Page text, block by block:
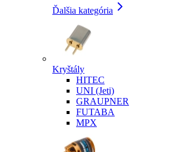
Ďalšia kategória
Kryštály
HITEC
UNI (Jeti)
GRAUPNER
FUTABA
MPX